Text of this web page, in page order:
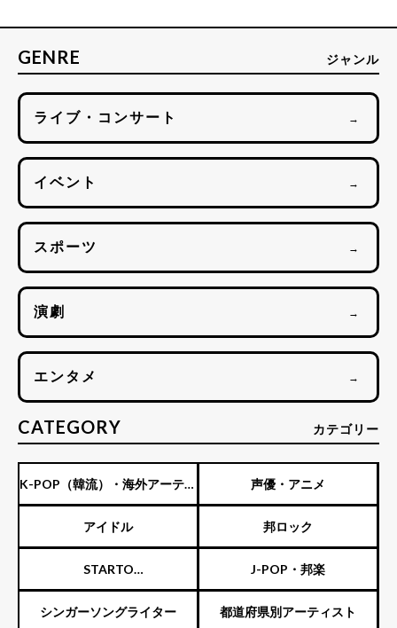
GENRE ジャンル
ライブ・コンサート →
イベント →
スポーツ →
演劇 →
エンタメ →
CATEGORY カテゴリー
K-POP（韓流）・海外アーティ
スト
声優・アニメ
アイドル 邦ロック
STARTO
ENTERTAINMENT（旧ジャニ
J-POP・邦楽
シンガーソングライター 都道府県別アーティスト